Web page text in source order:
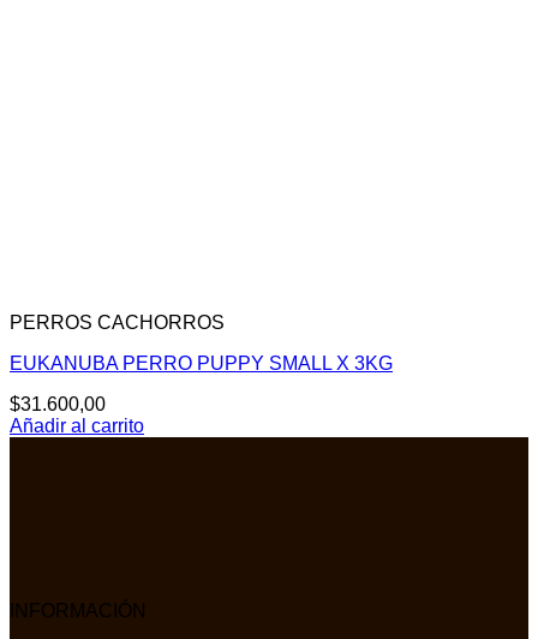
PERROS CACHORROS
EUKANUBA PERRO PUPPY SMALL X 3KG
$31.600,00
Añadir al carrito
INFORMACIÓN